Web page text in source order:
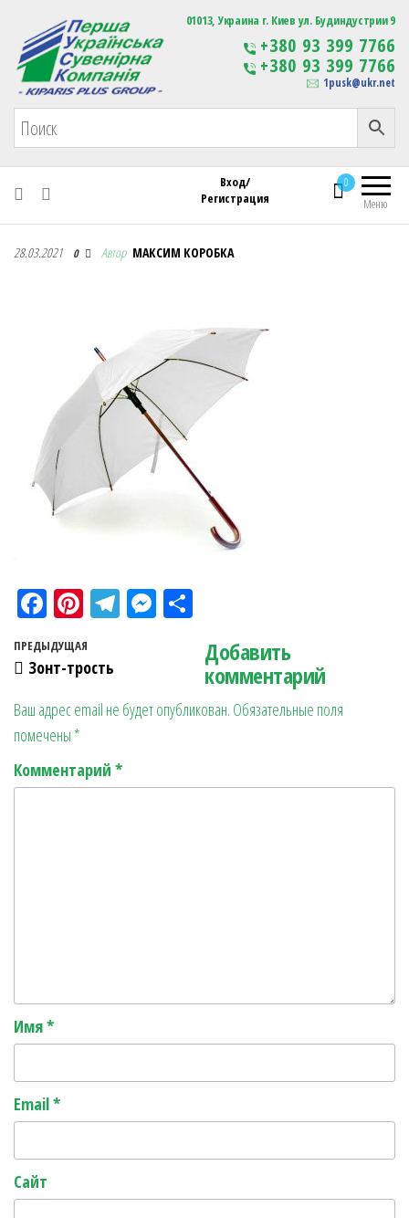
Первая Украинская Сувенирная Компания Изготовление
сувенирной продукции
с логотипом
01013, Украина г. Киев ул. Будиндустрии 9
+380 93 399 7766
+380 93 399 7766
1pusk@ukr.net
Меню
0
Вход/
Регистрация
Первая Украинская Сувенирная Компания
28.03.2021 0 Автор МАКСИМ КОРОБКА
Fa
ce
bo
Pi
nt
er
t
Te
m
M
ge
ра
в
ит
Навигация по записям
Предыдущая запись
ПРЕДЫДУЩАЯ
Зонт-трость
Добавить
комментарий
Ваш адрес email не будет опубликован. Обязательные поля
помечены *
Комментарий *
Имя*
Email*
Сайт